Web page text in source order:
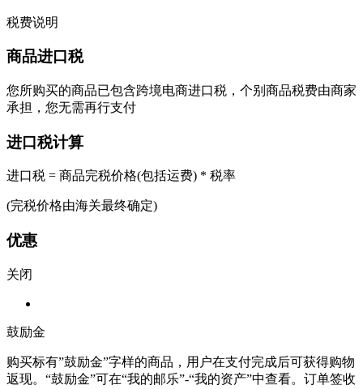
税费说明
商品进口税
您所购买的商品已包含跨境电商进口税，个别商品税费由商家
承担，您无需再行支付
进口税计算
进口税 = 商品完税价格(包括运费) * 税率
(完税价格由海关最终确定)
优惠
关闭
鼓励金
购买标有”鼓励金”字样的商品，用户在支付完成后可获得购物
返现。“鼓励金”可在“我的邮乐”-“我的资产”中查看。订单签收